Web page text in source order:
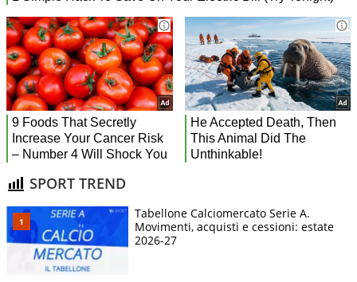
SPORT TREND
Tabellone Calciomercato Serie A.
Movimenti, acquisti e cessioni: estate
2026-27